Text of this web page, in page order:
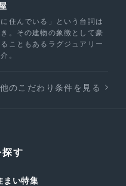
に住んでいる」という台詞は
。その建物の象徴として豪
こともあるラグジュアリー
。
他のこだわり条件を見る
探す
まい特集